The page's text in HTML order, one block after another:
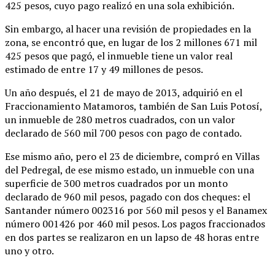
425 pesos, cuyo pago realizó en una sola exhibición.
Sin embargo, al hacer una revisión de propiedades en la
zona, se encontró que, en lugar de los 2 millones 671 mil
425 pesos que pagó, el inmueble tiene un valor real
estimado de entre 17 y 49 millones de pesos.
Un año después, el 21 de mayo de 2013, adquirió en el
Fraccionamiento Matamoros, también de San Luis Potosí,
un inmueble de 280 metros cuadrados, con un valor
declarado de 560 mil 700 pesos con pago de contado.
Ese mismo año, pero el 23 de diciembre, compró en Villas
del Pedregal, de ese mismo estado, un inmueble con una
superficie de 300 metros cuadrados por un monto
declarado de 960 mil pesos, pagado con dos cheques: el
Santander número 002316 por 560 mil pesos y el Banamex
número 001426 por 460 mil pesos. Los pagos fraccionados
en dos partes se realizaron en un lapso de 48 horas entre
uno y otro.